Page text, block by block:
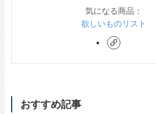
気になる商品：
欲しいものリスト
おすすめ記事